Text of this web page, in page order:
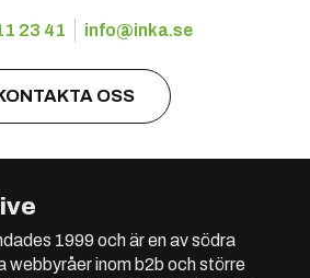
23 41 info@inka.se
OSS
1999 och är en av södra
webbyråer inom b2b och större